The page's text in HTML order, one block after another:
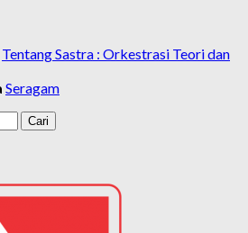
Tentang Sastra : Orkestrasi Teori dan
Seragam